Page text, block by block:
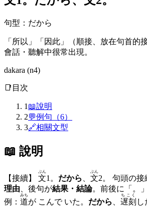
句型 ： だから
「所以」「因此」（順接、放在句首的
會話・聽解中很常出現。
dakara (n4)
📑 目次
1 📖說明
2💬例句（6）
3🔗相關文型
📖 說明
【接續】 文
ぶん
1。 だから 文
ぶん
2。 句頭の
理由 、後句が結果・結論。前後に「。
例： 道
みち
が こんで いた。 だから 遅刻
ちこく
し